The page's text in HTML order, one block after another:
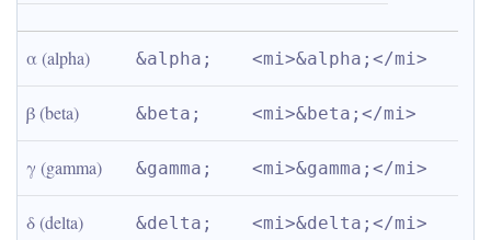
α (alpha) &alpha; <mi>&alpha;</mi>
β (beta) &beta; <mi>&beta;</mi>
γ (gamma) &gamma; <mi>&gamma;</mi>
δ (delta) &delta; <mi>&delta;</mi>